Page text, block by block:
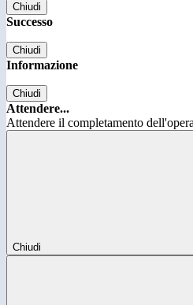
Chiudi
Successo
Chiudi
Informazione
Chiudi
Attendere...
Attendere il completamento
Chiudi